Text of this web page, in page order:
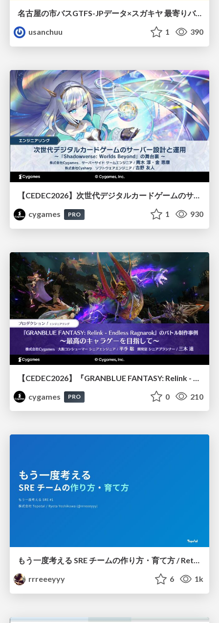
名古屋の市バスGTFS-JPデータ×スガキヤ 最寄りバス停検索をAmazon ElastiCache Serverless for Valkeyで最適化する
usanchuu
1 390
【CEDEC2026】次世代デジタルカードゲームのサーバー設計と運用 〜『Shadowverse: Worlds Beyond』の舞台裏～
cygames
PRO 1 930
cygames
PRO 0 210
もう一度考える SRE チームの作り方・育て方 / Rethinking SRE #1: Building and Growing SRE Teams
rrreeeyyy
6 1k